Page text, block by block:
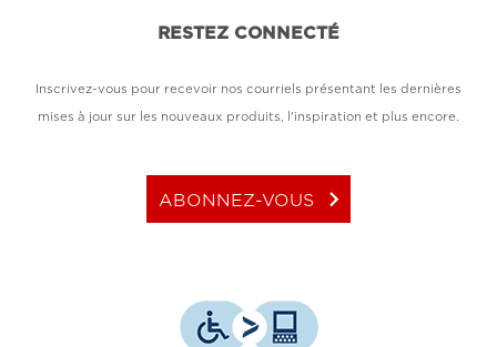
RESTEZ CONNECTÉ
Inscrivez-vous pour recevoir nos courriels présentant les dernières
mises à jour sur les nouveaux produits, l'inspiration et plus encore.
ABONNEZ-VOUS keyboard_arrow_right